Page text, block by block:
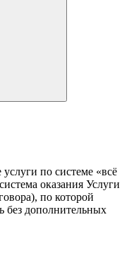
по системе «всё
оказания Услуги
по которой
без дополнительных